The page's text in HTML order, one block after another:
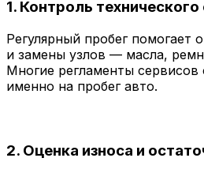
1. Контроль технического
Регулярный пробег помогает
и замены узлов — масла,
Многие регламенты сервисов
именно на пробег авто.
2. Оценка износа и